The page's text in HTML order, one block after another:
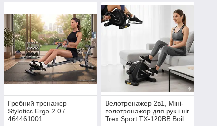
Гребний тренажер
Styletics Ergo 2.0 /
464461001
Велотренажер 2в1, Міні-
велотренажер для рук і ніг
Trex Sport TX-120BB Boil